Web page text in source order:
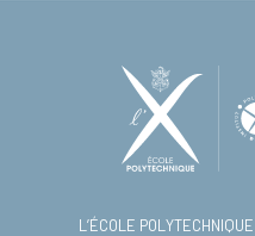
L’ÉCOLE